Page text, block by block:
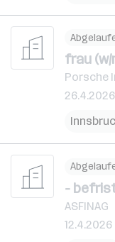
frau (w/
Porsche
26.4.2026
-
ASFINAG
12.4.2026